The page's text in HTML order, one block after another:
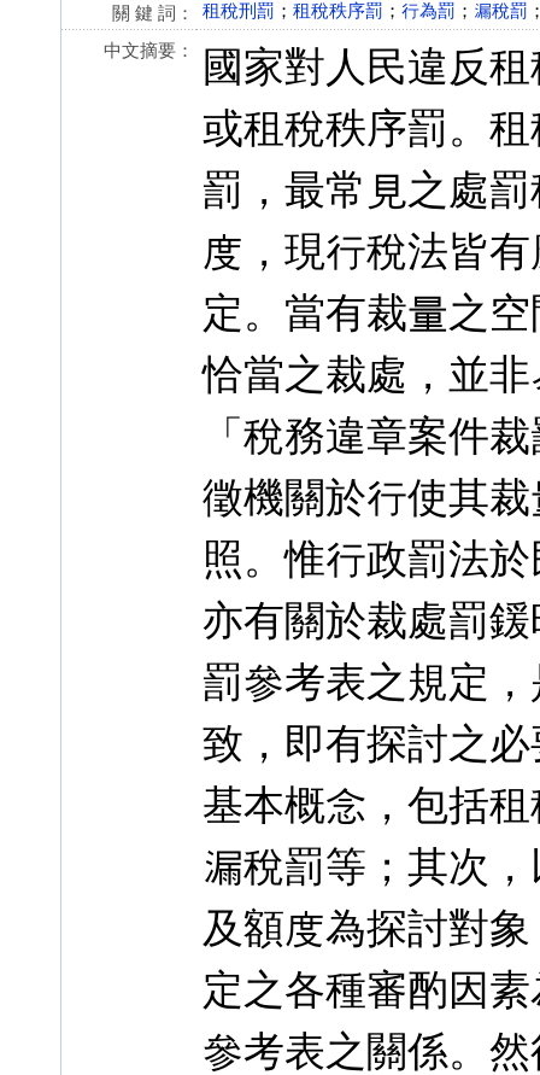
關 鍵 詞：
租稅刑罰 ； 租稅秩序罰 ； 行為罰 ； 漏稅罰
中文摘要：
國家對人民違反
或租稅秩序罰。
罰，最常見之處
度，現行稅法皆
定。當有裁量之
恰當之裁處，並
「稅務違章案件
徵機關於行使其
照。惟行政罰法
亦有關於裁處罰
罰參考表之規定
致，即有探討之
基本概念，包括
漏稅罰等；其次
及額度為探討對
定之各種審酌因
參考表之關係。